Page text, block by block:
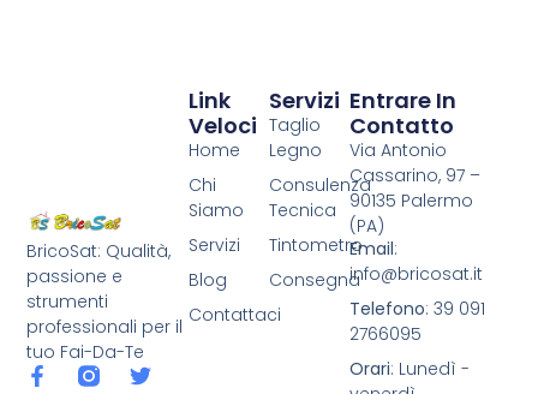
BricoSat: Qualità,
passione e
strumenti
professionali per il
tuo Fai-Da-Te
Servizi
Taglio
Legno
Consulenza
Tecnica
Tintometro
Consegna
Link
Veloci
Home
Chi
Siamo
Servizi
Blog
Contattaci
Entrare In
Contatto
Via Antonio
Cassarino, 97 –
90135 Palermo
(PA)
Email:
info@bricosat.it
Telefono: 39 091
2766095
Orari: Lunedì -